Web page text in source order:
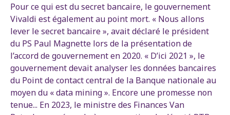
Pour ce qui est du secret bancaire, le gouvernement
Vivaldi est également au point mort. « Nous allons
lever le secret bancaire », avait déclaré le président
du PS Paul Magnette lors de la présentation de
l’accord de gouvernement en 2020. « D’ici 2021 », le
gouvernement devait analyser les données bancaires
du Point de contact central de la Banque nationale au
moyen du « data mining ». Encore une promesse non
tenue... En 2023, le ministre des Finances Van